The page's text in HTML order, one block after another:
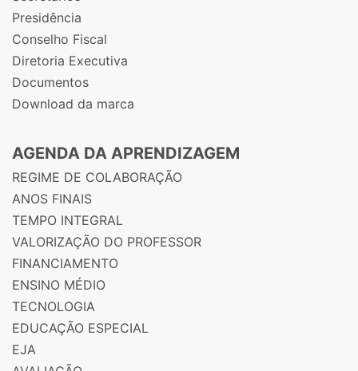
Presidência
Conselho Fiscal
Diretoria Executiva
Documentos
Download da marca
AGENDA DA APRENDIZAGEM
REGIME DE COLABORAÇÃO
ANOS FINAIS
TEMPO INTEGRAL
VALORIZAÇÃO DO PROFESSOR
FINANCIAMENTO
ENSINO MÉDIO
TECNOLOGIA
EDUCAÇÃO ESPECIAL
EJA